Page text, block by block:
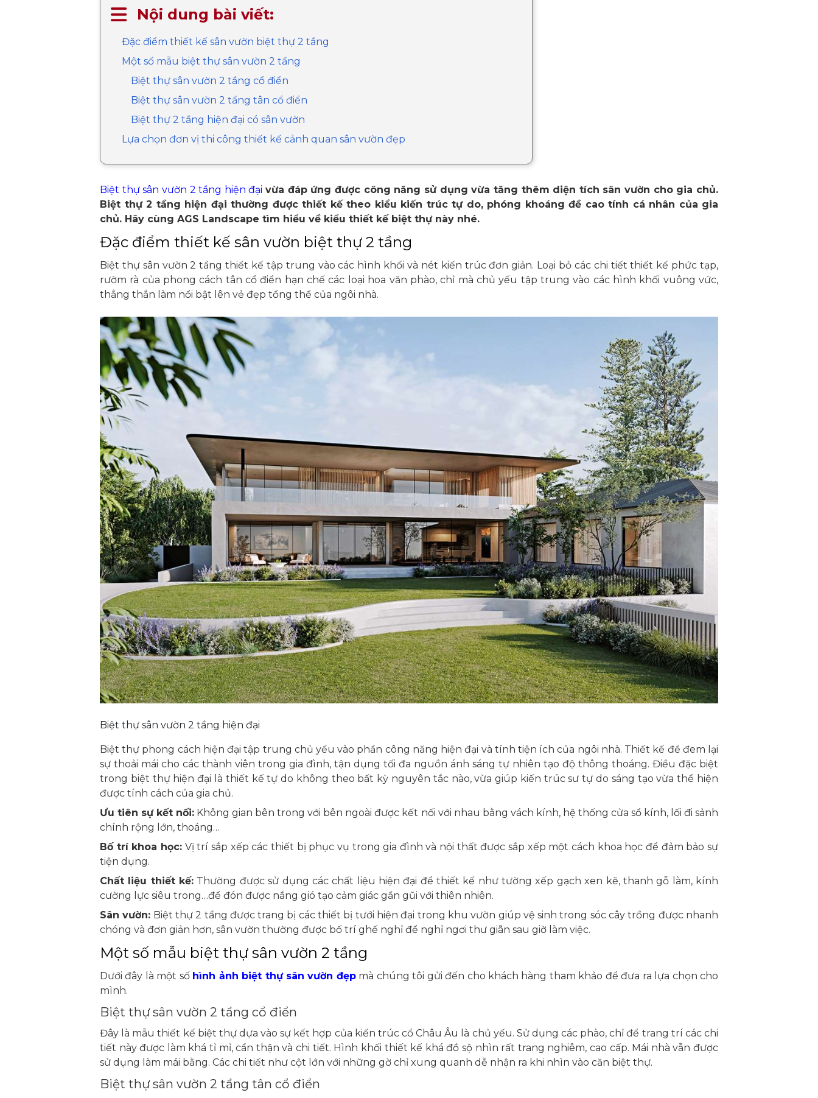
Nội dung bài viết:
Đặc điểm thiết kế sân vườn biệt thự 2 tầng
Một số mẫu biệt thự sân vườn 2 tầng
Biệt thự sân vườn 2 tầng cổ điển
Biệt thự sân vườn 2 tầng tân cổ điển
Biệt thự 2 tầng hiện đại có sân vườn
Lựa chọn đơn vị thi công thiết kế cảnh quan sân vườn đẹp
Biệt thự sân vườn 2 tầng hiện đạivừa đáp ứng được công năng sử dụng vừa tăng thêm diện tích sân vườn cho gia chủ.
Biệt thự 2 tầng hiện đại thường được thiết kế theo kiểu kiến trúc tự do, phóng khoáng đề cao tính cá nhân của gia
chủ. Hãy cùng AGS Landscape tìm hiểu về kiểu thiết kế biệt thự này nhé.
Đặc điểm thiết kế sân vườn biệt thự 2 tầng
Biệt thự sân vườn 2 tầng thiết kế tập trung vào các hình khối và nét kiến trúc đơn giản. Loại bỏ các chi tiết thiết kế phức tạp,
rườm rà của phong cách tân cổ điển hạn chế các loại hoa văn phào, chỉ mà chủ yếu tập trung vào các hình khối vuông vức,
thẳng thắn làm nổi bật lên vẻ đẹp tổng thể của ngôi nhà.
Biệt thự sân vườn 2 tầng hiện đại
Biệt thự phong cách hiện đại tập trung chủ yếu vào phần công năng hiện đại và tính tiện ích của ngôi nhà. Thiết kế để đem lại
sự thoải mái cho các thành viên trong gia đình, tận dụng tối đa nguồn ánh sáng tự nhiên tạo độ thông thoáng. Điều đặc biệt
trong biệt thự hiện đại là thiết kế tự do không theo bất kỳ nguyên tắc nào, vừa giúp kiến trúc sư tự do sáng tạo vừa thể hiện
được tính cách của gia chủ.
Ưu tiên sự kết nối: Không gian bên trong với bên ngoài được kết nối với nhau bằng vách kính, hệ thống cửa sổ kính, lối đi sảnh
chính rộng lớn, thoáng…
Bố trí khoa học:Vị trí sắp xếp các thiết bị phục vụ trong gia đình và nội thất được sắp xếp một cách khoa học để đảm bảo sự
tiện dụng.
Chất liệu thiết kế: Thường được sử dụng các chất liệu hiện đại để thiết kế như tường xếp gạch xen kẽ, thanh gỗ làm, kính
cường lực siêu trong…để đón được nắng gió tạo cảm giác gần gũi với thiên nhiên.
Sân vườn: Biệt thự 2 tầng được trang bị các thiết bị tưới hiện đại trong khu vườn giúp vệ sinh trong sóc cây trồng được nhanh
chóng và đơn giản hơn, sân vườn thường được bố trí ghế nghỉ để nghỉ ngơi thư giãn sau giờ làm việc.
Một số mẫu biệt thự sân vườn 2 tầng
Dưới đây là một số hình ảnh biệt thự sân vườn đẹpmà chúng tôi gửi đến cho khách hàng tham khảo để đưa ra lựa chọn cho
mình.
Biệt thự sân vườn 2 tầng cổ điển
Đây là mẫu thiết kế biệt thự dựa vào sự kết hợp của kiến trúc cổ Châu Âu là chủ yếu. Sử dụng các phào, chỉ để trang trí các chi
tiết này được làm khá tỉ mỉ, cẩn thận và chi tiết. Hình khối thiết kế khá đồ sộ nhìn rất trang nghiêm, cao cấp. Mái nhà vẫn được
sử dụng làm mái bằng. Các chi tiết như cột lớn với những gờ chỉ xung quanh dễ nhận ra khi nhìn vào căn biệt thự.
Biệt thự sân vườn 2 tầng tân cổ điển